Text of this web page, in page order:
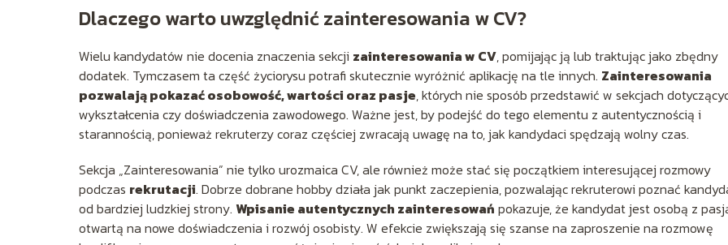
Dlaczego warto uwzględnić zainteresowania w CV?
Wielu kandydatów nie docenia znaczenia sekcji zainteresowania w CV, pomijając ją lub traktując jako zbędny
dodatek. Tymczasem ta część życiorysu potrafi skutecznie wyróżnić aplikację na tle innych. Zainteresowania
pozwalają pokazać osobowość, wartości oraz pasje, których nie sposób przedstawić w sekcjach
wykształcenia czy doświadczenia zawodowego. Ważne jest, by podejść do tego elementu z autentycznością i
starannością, ponieważ rekruterzy coraz częściej zwracają uwagę na to, jak kandydaci spędzają wolny czas.
Sekcja „Zainteresowania” nie tylko urozmaica CV, ale również może stać się początkiem interesującej rozmowy
podczas rekrutacji. Dobrze dobrane hobby działa jak punkt zaczepienia, pozwalając rekruterowi poznać
od bardziej ludzkiej strony. Wpisanie autentycznych zainteresowań pokazuje, że kandydat jest osobą z
otwartą na nowe doświadczenia i rozwój osobisty. W efekcie zwiększają się szanse na zaproszenie na rozmowę